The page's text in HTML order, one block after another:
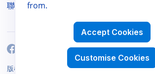
聯絡我們
版權 © Workspace Power Tools
from.
Accept Cookies
Customise Cookies